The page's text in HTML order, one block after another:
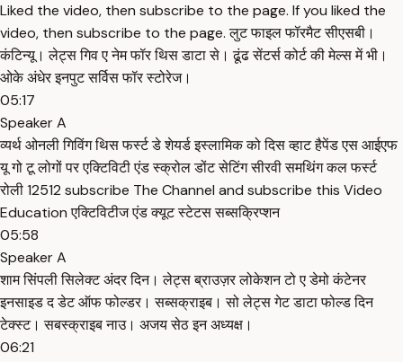
Liked the video, then subscribe to the page. If you liked the
video, then subscribe to the page. लुट फाइल फॉरमैट सीएसबी।
कंटिन्यू। लेट्स गिव ए नेम फॉर थिस डाटा से। ढूंढ सेंटर्स कोर्ट की मेल्स में भी।
ओके अंधेर इनपुट सर्विस फॉर स्टोरेज।
05:17
Speaker A
व्यर्थ ओनली गिविंग थिस फर्स्ट डे शेयर्ड इस्लामिक को दिस व्हाट हैपेंड एस आईएफ
यू गो टू लोगों पर एक्टिविटी एंड स्क्रोल डोंट सेटिंग सीरवी समथिंग कल फर्स्ट
रोली 12512 subscribe The Channel and subscribe this Video
Education एक्टिविटीज एंड क्यूट स्टेटस सब्सक्रिप्शन
05:58
Speaker A
शाम सिंपली सिलेक्ट अंदर दिन। लेट्स ब्राउज़र लोकेशन टो ए डेमो कंटेनर
इनसाइड द डेट ऑफ फोल्डर। सब्सक्राइब। सो लेट्स गेट डाटा फोल्ड दिन
टेक्स्ट। सबस्क्राइब नाउ। अजय सेठ इन अध्यक्ष।
06:21